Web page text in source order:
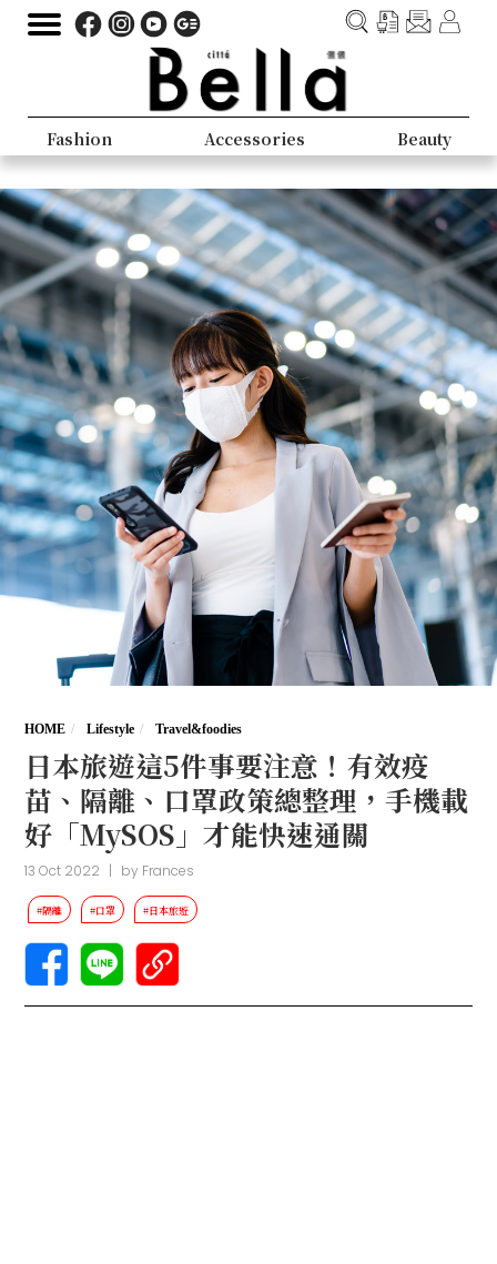
Fashion Accessories Beauty
HOME Lifestyle Travel&foodies
日本旅遊這5件事要注意！有效疫
苗、隔離、口罩政策總整理，手機載
好「MySOS」才能快速通關
13 Oct 2022 | by Frances
#隔離 #口罩 #日本旅遊